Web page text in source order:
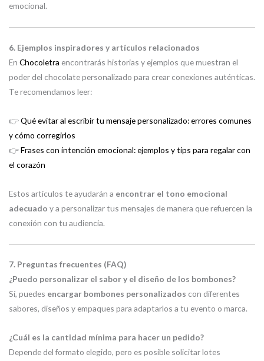
emocional.
6. Ejemplos inspiradores y artículos relacionados
En Chocoletra encontrarás historias y ejemplos que muestran el
poder del chocolate personalizado para crear conexiones auténticas.
Te recomendamos leer:
👉Qué evitar al escribir tu mensaje personalizado: errores comunes
y cómo corregirlos
👉Frases con intención emocional: ejemplos y tips para regalar con
el corazón
Estos artículos te ayudarán a encontrar el tono emocional
adecuado y a personalizar tus mensajes de manera que refuercen la
conexión con tu audiencia.
7. Preguntas frecuentes (FAQ)
¿Puedo personalizar el sabor y el diseño de los bombones?
Sí, puedes encargar bombones personalizados con diferentes
sabores, diseños y empaques para adaptarlos a tu evento o marca.
¿Cuál es la cantidad mínima para hacer un pedido?
Depende del formato elegido, pero es posible solicitar lotes